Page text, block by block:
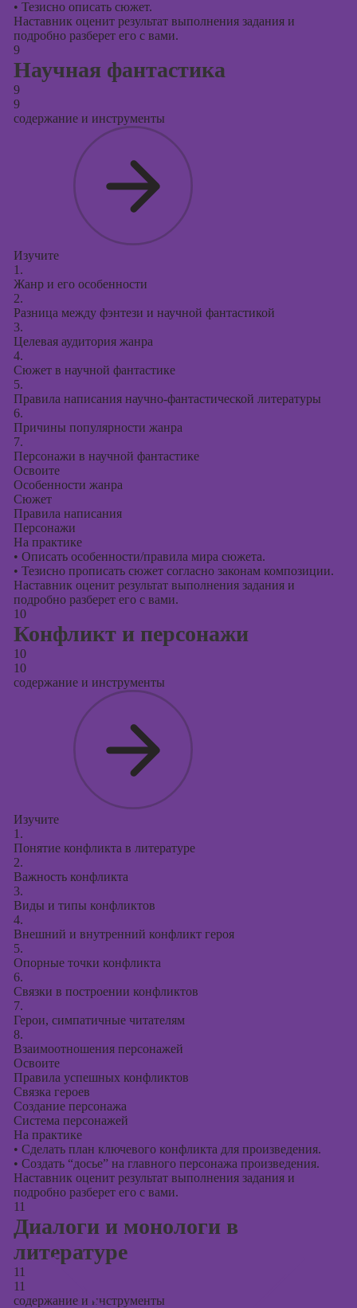
• Тезисно описать сюжет.
Наставник оценит результат выполнения задания и
подробно разберет его с вами.
9
Научная фантастика
9
9
содержание и инструменты
Изучите
1.
Жанр и его особенности
2.
Разница между фэнтези и научной фантастикой
3.
Целевая аудитория жанра
4.
Сюжет в научной фантастике
5.
Правила написания научно-фантастической литературы
6.
Причины популярности жанра
7.
Персонажи в научной фантастике
Освоите
Особенности жанра
Сюжет
Правила написания
Персонажи
На практике
• Описать особенности/правила мира сюжета.
• Тезисно прописать сюжет согласно законам композиции.
Наставник оценит результат выполнения задания и
подробно разберет его с вами.
10
Конфликт и персонажи
10
10
содержание и инструменты
Изучите
1.
Понятие конфликта в литературе
2.
Важность конфликта
3.
Виды и типы конфликтов
4.
Внешний и внутренний конфликт героя
5.
Опорные точки конфликта
6.
Связки в построении конфликтов
7.
Герои, симпатичные читателям
8.
Взаимоотношения персонажей
Освоите
Правила успешных конфликтов
Связка героев
Создание персонажа
Система персонажей
На практике
• Сделать план ключевого конфликта для произведения.
• Создать “досье” на главного персонажа произведения.
Наставник оценит результат выполнения задания и
подробно разберет его с вами.
11
Диалоги и монологи в
литературе
11
11
содержание и инструменты